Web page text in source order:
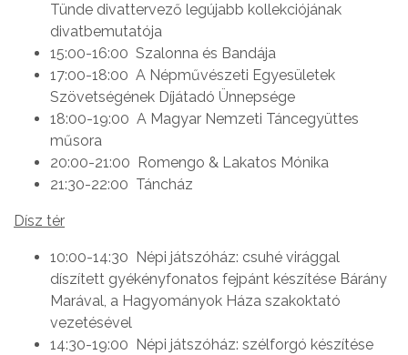
Tünde divattervező legújabb kollekciójának
divatbemutatója
15:00-16:00 Szalonna és Bandája
17:00-18:00 A Népművészeti Egyesületek
Szövetségének Díjátadó Ünnepsége
18:00-19:00 A Magyar Nemzeti Táncegyüttes
műsora
20:00-21:00 Romengo & Lakatos Mónika
21:30-22:00 Táncház
Dísz tér
10:00-14:30 Népi játszóház: csuhé virággal
díszített gyékényfonatos fejpánt készítése Bárány
Marával, a Hagyományok Háza szakoktató
vezetésével
14:30-19:00 Népi játszóház: szélforgó készítése